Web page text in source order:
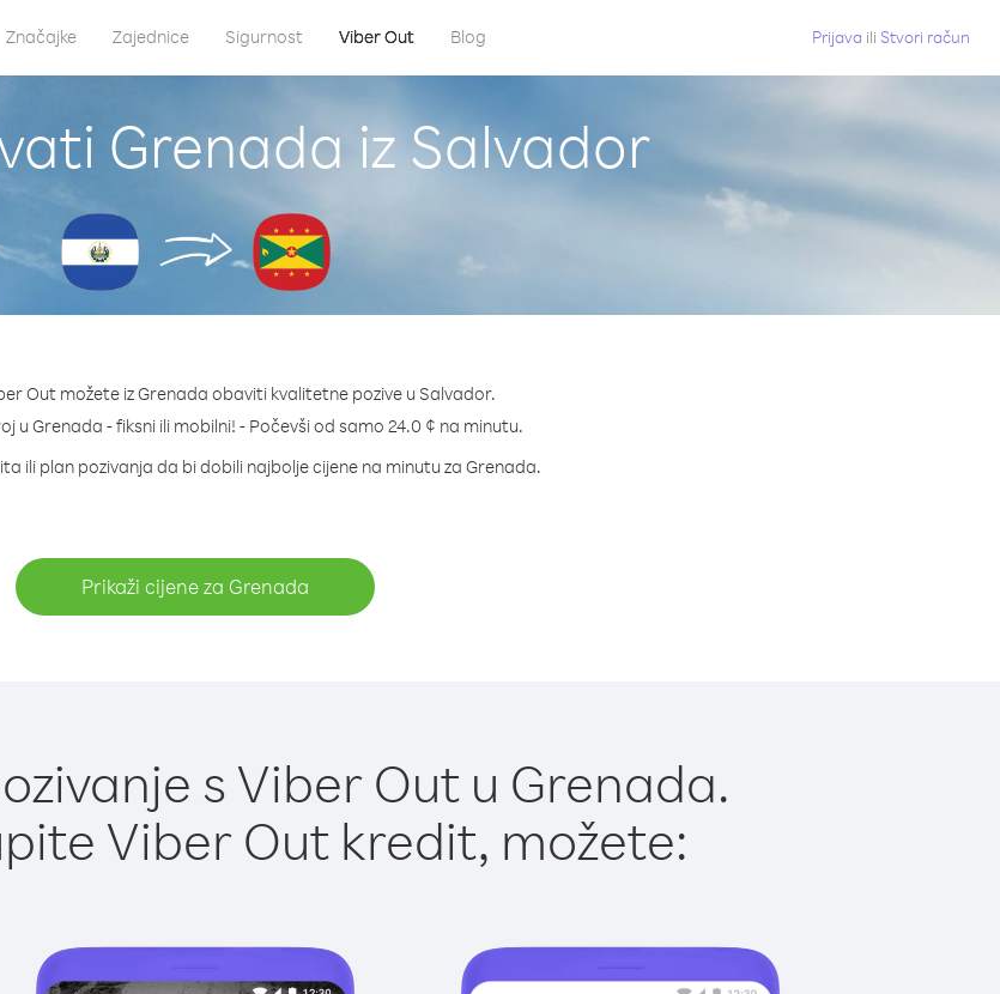
Značajke Zajednice Sigurnost Viber Out Blog Prijava ili Stvori račun
Grenada iz Salvador
Out možete iz Grenada obaviti kvalitetne pozive u Salvador.
u Grenada - fiksni ili mobilni! - Počevši od samo 24.0 ¢ na minutu.
ili plan pozivanja da bi dobili najbolje cijene na minutu za Grenada.
Prikaži cijene za Grenada
s Viber Out u Grenada.
Viber Out kredit, možete: